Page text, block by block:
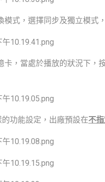
模式，選擇同步及獨立模式
卡，當處於播放的狀況下，
功能設定，出廠預設在不